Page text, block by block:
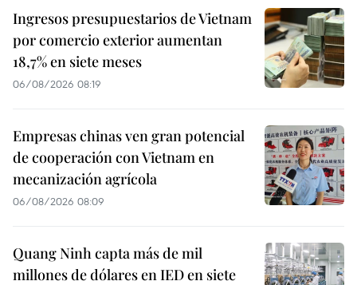
Ingresos presupuestarios de Vietnam
por comercio exterior aumentan
18,7% en siete meses
06/08/2026 08:19
Empresas chinas ven gran potencial
de cooperación con Vietnam en
mecanización agrícola
06/08/2026 08:09
Quang Ninh capta más de mil
millones de dólares en IED en siete